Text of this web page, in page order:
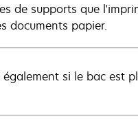
de supports que
documents papier.
si le bac est